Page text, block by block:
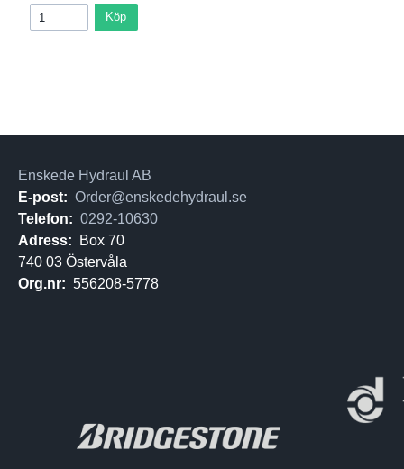
Köp
Enskede Hydraul AB
E-post: Order@enskedehydraul.se
Telefon: 0292-10630
Adress:
Box 70
740 03 Östervåla
Org.nr: 556208-5778